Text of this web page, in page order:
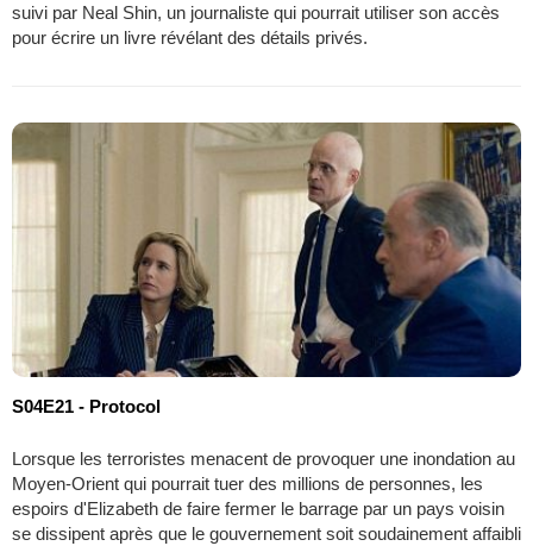
suivi par Neal Shin, un journaliste qui pourrait utiliser son accès
pour écrire un livre révélant des détails privés.
S04E21 - Protocol
Lorsque les terroristes menacent de provoquer une inondation au
Moyen-Orient qui pourrait tuer des millions de personnes, les
espoirs d'Elizabeth de faire fermer le barrage par un pays voisin
se dissipent après que le gouvernement soit soudainement affaibli